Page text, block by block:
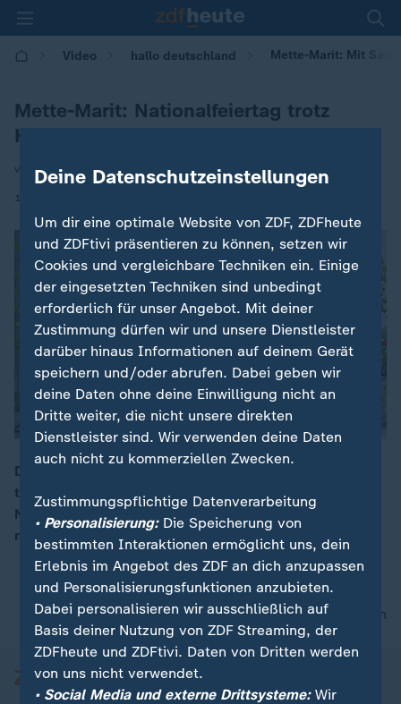
Video hallo deutschland Mette-Marit: Mit
Mette-Marit: Nationalfeiertag trotz
Krankheit
von Markus Rosendahl
18.05.2026 | 16:46
00:16
Die norwegische Kronprinzessin Mette-Marit hat sich
trotz ihrer Lungenkrankheit beim norwegischen
Nationalfeiertag gezeigt. Es ist nicht ihr erster Auftritt
mit Sauerstoffgerät.
nach oben
Deine Datenschutzeinstellungen
Um dir eine optimale Website von ZDF, ZDFheute
und ZDFtivi präsentieren zu können, setzen wir
Cookies und vergleichbare Techniken ein. Einige
der eingesetzten Techniken sind unbedingt
erforderlich für unser Angebot. Mit deiner
Zustimmung dürfen wir und unsere Dienstleister
darüber hinaus Informationen auf deinem Gerät
speichern und/oder abrufen. Dabei geben wir
deine Daten ohne deine Einwilligung nicht an
Dritte weiter, die nicht unsere direkten
Dienstleister sind. Wir verwenden deine Daten
auch nicht zu kommerziellen Zwecken.
Zustimmungspflichtige Datenverarbeitung
• Personalisierung:Die Speicherung von
bestimmten Interaktionen ermöglicht uns, dein
Erlebnis im Angebot des ZDF an dich anzupassen
und Personalisierungsfunktionen anzubieten.
Dabei personalisieren wir ausschließlich auf
Basis deiner Nutzung von ZDF Streaming, der
ZDFheute und ZDFtivi. Daten von Dritten werden
von uns nicht verwendet.
• Social Media und externe Drittsysteme:Wir